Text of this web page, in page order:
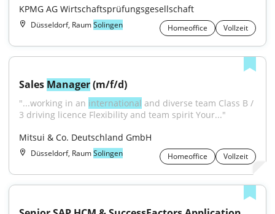
KPMG AG Wirtschaftsprüfungsgesellschaft
Düsseldorf, RaumSolingen Homeoffice Vollzeit
Sales Manager (m/f/d)
"...working in an international and diverse team Class B /
3 driving licence Flexibility and team spirit Your..."
Mitsui & Co. Deutschland GmbH
Düsseldorf, RaumSolingen Homeoffice Vollzeit